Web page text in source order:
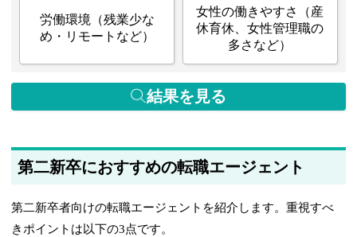
労働環境（残業少な
め・リモートなど）
女性の働きやすさ（産
休育休、女性管理職の
多さなど）
結果を見る
第二新卒におすすめの転職エージェント
第二新卒者向けの転職エージェントを紹介します。重視すべ
きポイントは以下の3点です。